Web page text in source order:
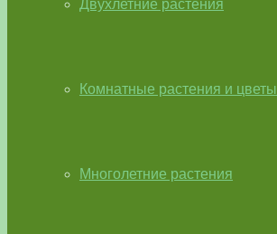
Двухлетние растения
Комнатные растения и цветы
Многолетние растения